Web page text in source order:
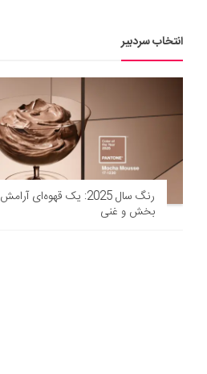
انتخاب سردبیر
رنگ سال 2025: یک قهوه‌ای آرامش‌
بخش و غنی